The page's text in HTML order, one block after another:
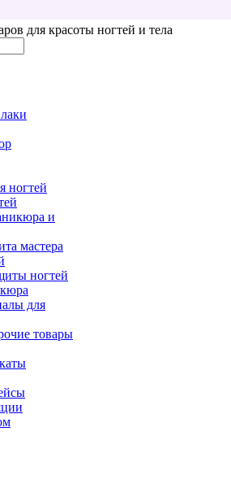
для красоты ногтей и тела
ногтей
и
мастера
ногтей
для
товары